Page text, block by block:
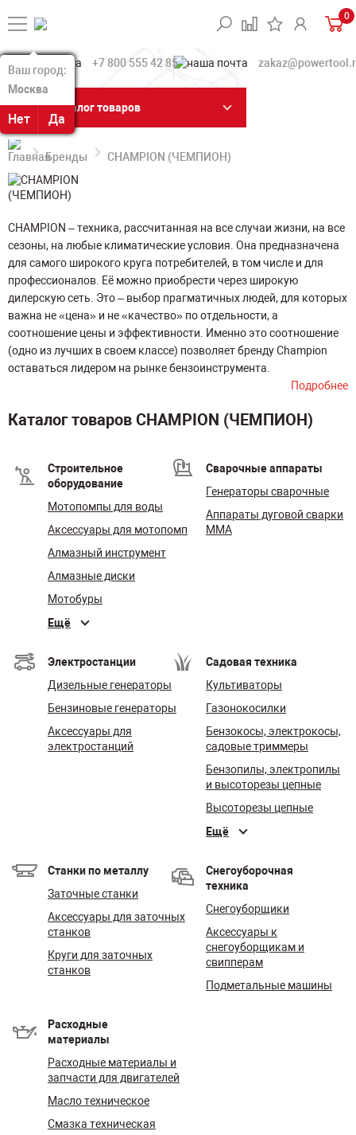
Ваш город:
Москва
Нет Да
Ваш город:
Москва
Нет Да
0
+7 800 555 42 85
Каталог товаров
Бренды CHAMPION (ЧЕМПИОН)
CHAMPION – техника, рассчитанная на все случаи жизни, на все
сезоны, на любые климатические условия. Она предназначена
для самого широкого круга потребителей, в том числе и для
профессионалов. Её можно приобрести через широкую
дилерскую сеть. Это – выбор прагматичных людей, для которых
важна не «цена» и не «качество» по отдельности, а
соотношение цены и эффективности. Именно это соотношение
(одно из лучших в своем классе) позволяет бренду Champion
оставаться лидером на рынке бензоинструмента.
Подробнее
Каталог товаров CHAMPION (ЧЕМПИОН)
Строительное
оборудование
Мотопомпы для воды
Аксессуары для мотопомп
Алмазный инструмент
Алмазные диски
Мотобуры
Ещё
Сварочные аппараты
Генераторы сварочные
Аппараты дуговой сварки
MMA
Электростанции
Дизельные генераторы
Бензиновые генераторы
Аксессуары для
электростанций
Садовая техника
Культиваторы
Газонокосилки
Бензокосы, электрокосы,
садовые триммеры
Бензопилы, электропилы
и высоторезы цепные
Высоторезы цепные
Ещё
Станки по металлу
Заточные станки
Аксессуары для заточных
станков
Круги для заточных
станков
Снегоуборочная
техника
Снегоуборщики
Аксессуары к
снегоуборщикам и
свипперам
Подметальные машины
Расходные
материалы
Расходные материалы и
запчасти для двигателей
Масло техническое
Смазка техническая